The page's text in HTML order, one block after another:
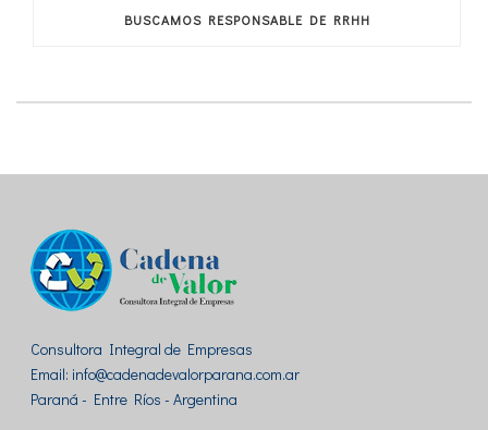
BUSCAMOS RESPONSABLE DE RRHH
Consultora Integral de Empresas
Email: info@cadenadevalorparana.com.ar
Paraná - Entre Ríos - Argentina